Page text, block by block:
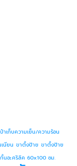
ป๋าเก็บความเย็น/ความร้อน
นียน ขาตั้งป้าย ขาตั้งป้าย
นอะคริลิค 60x100 ซม.